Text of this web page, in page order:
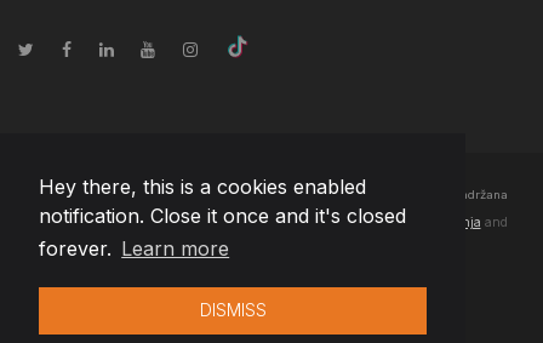
Hey there, this is a cookies enabled
notification. Close it once and it's closed
forever. Learn more
DISMISS
© Autorska prava 2026 Team Extension Bosnia Herzegovina - Sva prava zadržana
Changelog● Korišćenjem ove stranice slažete se sa našimPravila korištenja and
Politika privatnosti